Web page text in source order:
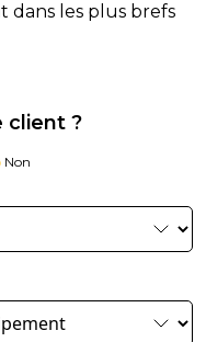
dans les plus brefs
client ?
Non